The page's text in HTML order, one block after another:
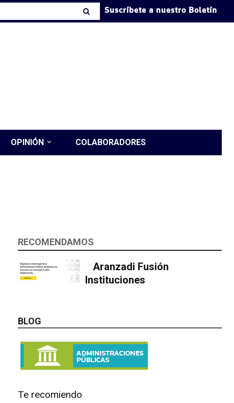
Suscríbete a nuestro Boletín
OPINIÓN COLABORADORES
RECOMENDAMOS
Aranzadi Fusión
Instituciones
BLOG
Te recomiendo